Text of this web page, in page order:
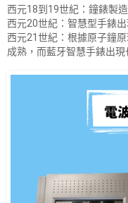
西元18到19世紀：鐘錶製
西元20世紀：智慧型手錶出
西元21世紀：根據原子鐘
成熟，而藍牙智慧手錶出現